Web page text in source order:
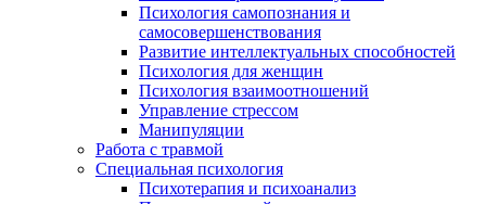
Психология самопознания и
самосовершенствования
Развитие интеллектуальных способностей
Психология для женщин
Психология взаимоотношений
Управление стрессом
Манипуляции
Работа с травмой
Специальная психология
Психотерапия и психоанализ